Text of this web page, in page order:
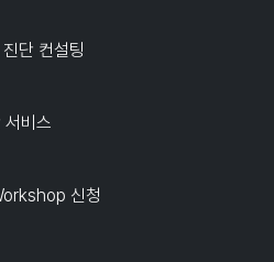
단 컨설팅
비스
신청